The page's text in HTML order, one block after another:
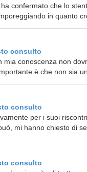
confermato che lo
in quanto
consulto
mia conoscenza non
è che non sia
consulto
per i suoi
mi hanno chiesto di
consulto